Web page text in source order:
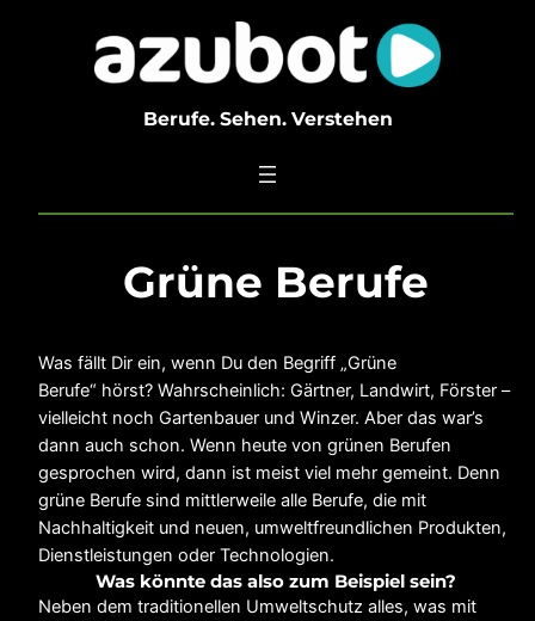
Berufe. Sehen. Verstehen
Grüne Berufe
Was fällt Dir ein, wenn Du den Begriff „Grüne
Berufe“ hörst? Wahrscheinlich: Gärtner, Landwirt, Förster –
vielleicht noch Gartenbauer und Winzer. Aber das war’s
dann auch schon. Wenn heute von grünen Berufen
gesprochen wird, dann ist meist viel mehr gemeint. Denn
grüne Berufe sind mittlerweile alle Berufe, die mit
Nachhaltigkeit und neuen, umweltfreundlichen Produkten,
Dienstleistungen oder Technologien.
Was könnte das also zum Beispiel sein?
Neben dem traditionellen Umweltschutz alles, was mit